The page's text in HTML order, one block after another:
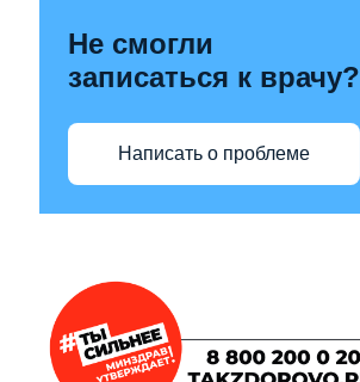
Не смогли
записаться к врачу?
Написать о проблеме